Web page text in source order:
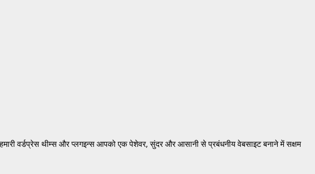
वर्डप्रेस थीम्स और प्लगइन्स आपको एक पेशेवर, सुंदर और आसानी से प्रबंधनीय वेबसाइट बनाने में सक्षम